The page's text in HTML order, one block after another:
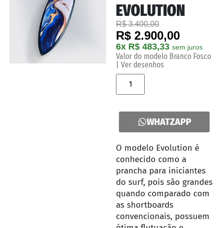
EVOLUTION
R$ 3.400,00
R$ 2.900,00
6x R$ 483,33 sem juros
Valor do modelo Branco Fosco
| Ver desenhos
WHATZAPP
O modelo Evolution é
conhecido como a
prancha para iniciantes
do surf, pois são grandes
quando comparado com
as shortboards
convencionais, possuem